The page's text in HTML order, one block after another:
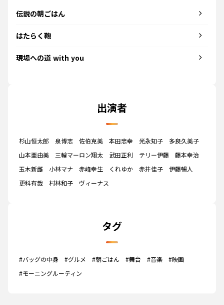
伝説の朝ごはん
はたらく鞄
現場への道 with you
出演者
杉山恒太郎 泉博志 佐伯克美 本田忠幸 光永知子
多良久美子
山本亜由美
三輪マーロン翔太 武田正利 テリー伊藤
藤本幸治
玉木新雌
小林マナ 赤峰幸生 くれゆか 赤井佳子
伊藤暢人
更科有哉
村林和子 ヴィーナス
タグ
#バッグの中身 #グルメ #朝ごはん #舞台 #音楽
#映画
#モーニングルーティン